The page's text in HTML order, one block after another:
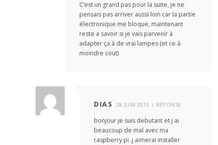
C’est un grand pas pour la suite, je ne
pensais pas arriver aussi loin car la partie
électronique me bloque, maintenant
reste a savoir si je vais parvenir à
adapter ça à de vrai lampes (et ce à
moindre cout)
DIAS 28 JUIN 2013 RÉPONSE
bonjour je suis debutant et j ai
beaucoup de mal avec ma
raspberry pi .j aimerai installer